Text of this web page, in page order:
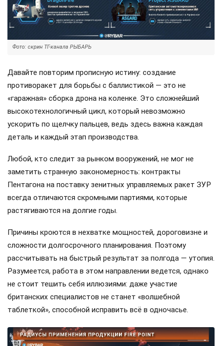
Фото: скрин ТГ-канала РЫБАРЬ
Давайте повторим прописную истину: создание
противоракет для борьбы с баллистикой — это не
«гаражная» сборка дрона на коленке. Это сложнейший
высокотехнологичный цикл, который невозможно
ускорить по щелчку пальцев, ведь здесь важна каждая
деталь и каждый этап производства.
Любой, кто следит за рынком вооружений, не мог не
заметить странную закономерность: контракты
Пентагона на поставку зенитных управляемых ракет ЗУР
всегда отличаются скромными партиями, которые
растягиваются на долгие годы.
Причины кроются в нехватке мощностей, дороговизне и
сложности долгосрочного планирования. Поэтому
рассчитывать на быстрый результат за полгода — утопия.
Разумеется, работа в этом направлении ведется, однако
не стоит тешить себя иллюзиями: даже участие
британских специалистов не станет «волшебной
таблеткой», способной исправить всё в одночасье.